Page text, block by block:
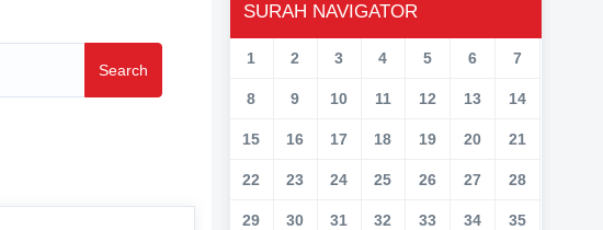
Search
SURAH NAVIGATOR
1 2 3 4 5 6 7
8 9 10 11 12 13 14
15 16 17 18 19 20 21
22 23 24 25 26 27 28
29 30 31 32 33 34 35